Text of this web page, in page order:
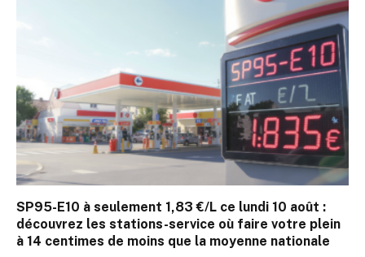
SP95-E10 à seulement 1,83 €/L ce lundi 10 août :
découvrez les stations-service où faire votre plein
à 14 centimes de moins que la moyenne nationale